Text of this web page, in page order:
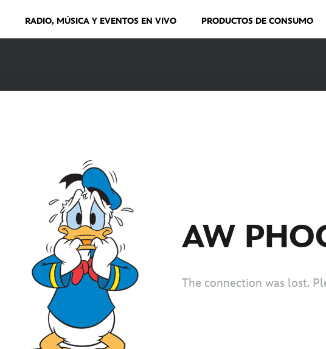
RADIO, MÚSICA Y EVENTOS EN VIVO PRODUCTOS DE CONSUMO
AW
The connection was lost.